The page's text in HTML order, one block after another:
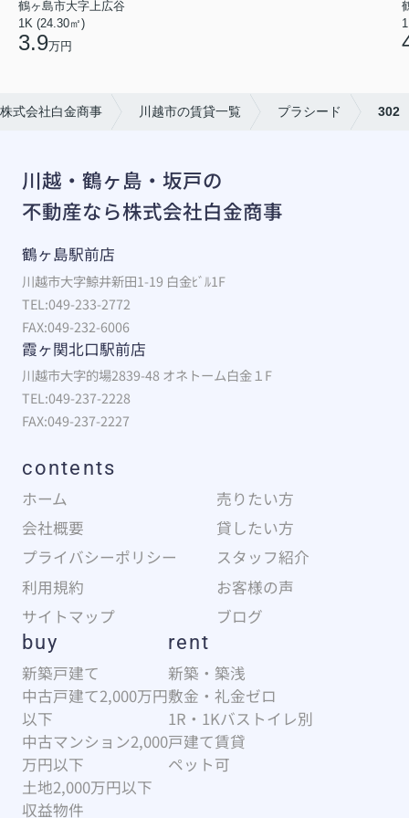
鶴ヶ島市大字上広谷
1K (24.30㎡)
3.9万円
式会社白金商事 川越市の賃貸一覧 プラシード 302
川越・鶴ヶ島・坂戸の
不動産なら株式会社白金商事
鶴ヶ島駅前店
川越市大字鯨井新田1-19 白金ﾋﾞﾙ1F
TEL:049-233-2772
FAX:049-232-6006
霞ヶ関北口駅前店
川越市大字的場2839-48 オネトーム白金１F
TEL:049-237-2228
FAX:049-237-2227
contents
ホーム
売りたい方
会社概要
貸したい方
プライバシーポリシー
スタッフ紹介
利用規約
お客様の声
サイトマップ
ブログ
buy
新築戸建て
中古戸建て2,000万円
以下
中古マンション2,000
万円以下
土地2,000万円以下
収益物件
rent
新築・築浅
敷金・礼金ゼロ
1R・1Kバストイレ別
戸建て賃貸
ペット可